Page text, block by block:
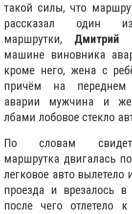
такой силы, что
рассказал один
маршрутки, Дмитрий
машине виновника
кроме него, жена с
причём на
аварии мужчина и
лбами лобовое стекло
По словам
маршрутка двигалась
легковое авто вылетело
проезда и врезалось
после чего отлетело